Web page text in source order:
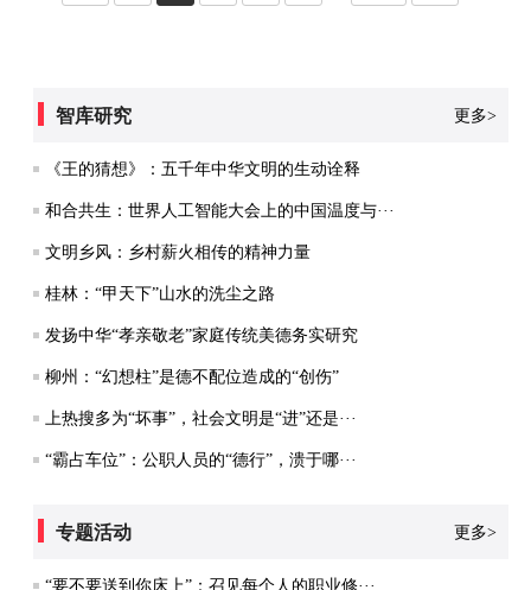
智库研究 更多>
《王的猜想》：五千年中华文明的生动诠释
和合共生：世界人工智能大会上的中国温度与···
文明乡风：乡村薪火相传的精神力量
桂林：“甲天下”山水的洗尘之路
发扬中华“孝亲敬老”家庭传统美德务实研究
柳州：“幻想柱”是德不配位造成的“创伤”
上热搜多为“坏事”，社会文明是“进”还是···
“霸占车位”：公职人员的“德行”，溃于哪···
专题活动 更多>
“要不要送到你床上”：召见每个人的职业修···